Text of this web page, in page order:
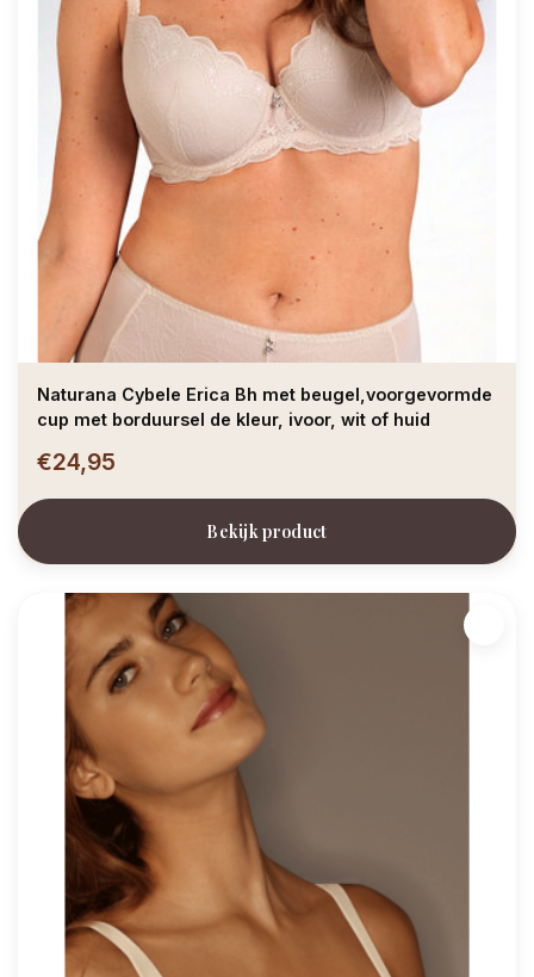
Naturana Cybele Erica Bh met beugel,voorgevormde
cup met borduursel de kleur, ivoor, wit of huid
€24,95
Bekijk product